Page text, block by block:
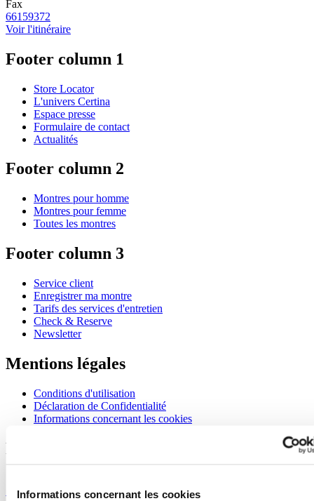
Informations concernant les cookies
Fax
66159372
Voir l'itinéraire
Footer column 1
Store Locator
L'univers Certina
Espace presse
Formulaire de contact
Actualités
Footer column 2
Montres pour homme
Montres pour femme
Toutes les montres
Footer column 3
Service client
Enregistrer ma montre
Tarifs des services d'entretien
Check & Reserve
Newsletter
Mentions légales
Conditions d'utilisation
Déclaration de Confidentialité
Informations concernant les cookies
Rejoignez le club CERTINA
S'inscrire